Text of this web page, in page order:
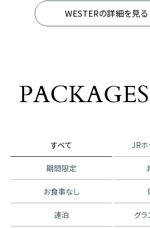
WESTERの詳細を見る
プラン一覧
すべて JRホ
期間限定
お食事なし
連泊 グラ